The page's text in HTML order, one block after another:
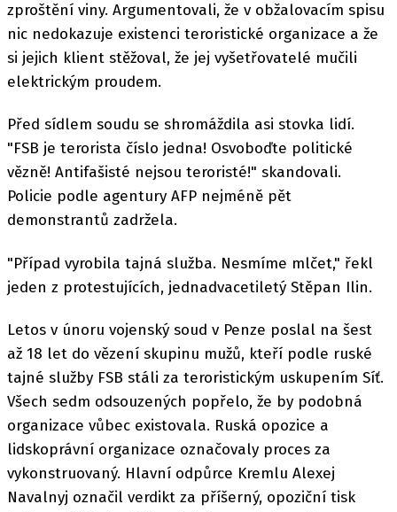
zproštění viny. Argumentovali, že v obžalovacím spisu
nic nedokazuje existenci teroristické organizace a že
si jejich klient stěžoval, že jej vyšetřovatelé mučili
elektrickým proudem.
Před sídlem soudu se shromáždila asi stovka lidí.
"FSB je terorista číslo jedna! Osvoboďte politické
vězně! Antifašisté nejsou teroristé!" skandovali.
Policie podle agentury AFP nejméně pět
demonstrantů zadržela.
"Případ vyrobila tajná služba. Nesmíme mlčet," řekl
jeden z protestujících, jednadvacetiletý Stěpan Ilin.
Letos v únoru vojenský soud v Penze poslal na šest
až 18 let do vězení skupinu mužů, kteří podle ruské
tajné služby FSB stáli za teroristickým uskupením Síť.
Všech sedm odsouzených popřelo, že by podobná
organizace vůbec existovala. Ruská opozice a
lidskoprávní organizace označovaly proces za
vykonstruovaný. Hlavní odpůrce Kremlu Alexej
Navalnyj označil verdikt za příšerný, opoziční tisk